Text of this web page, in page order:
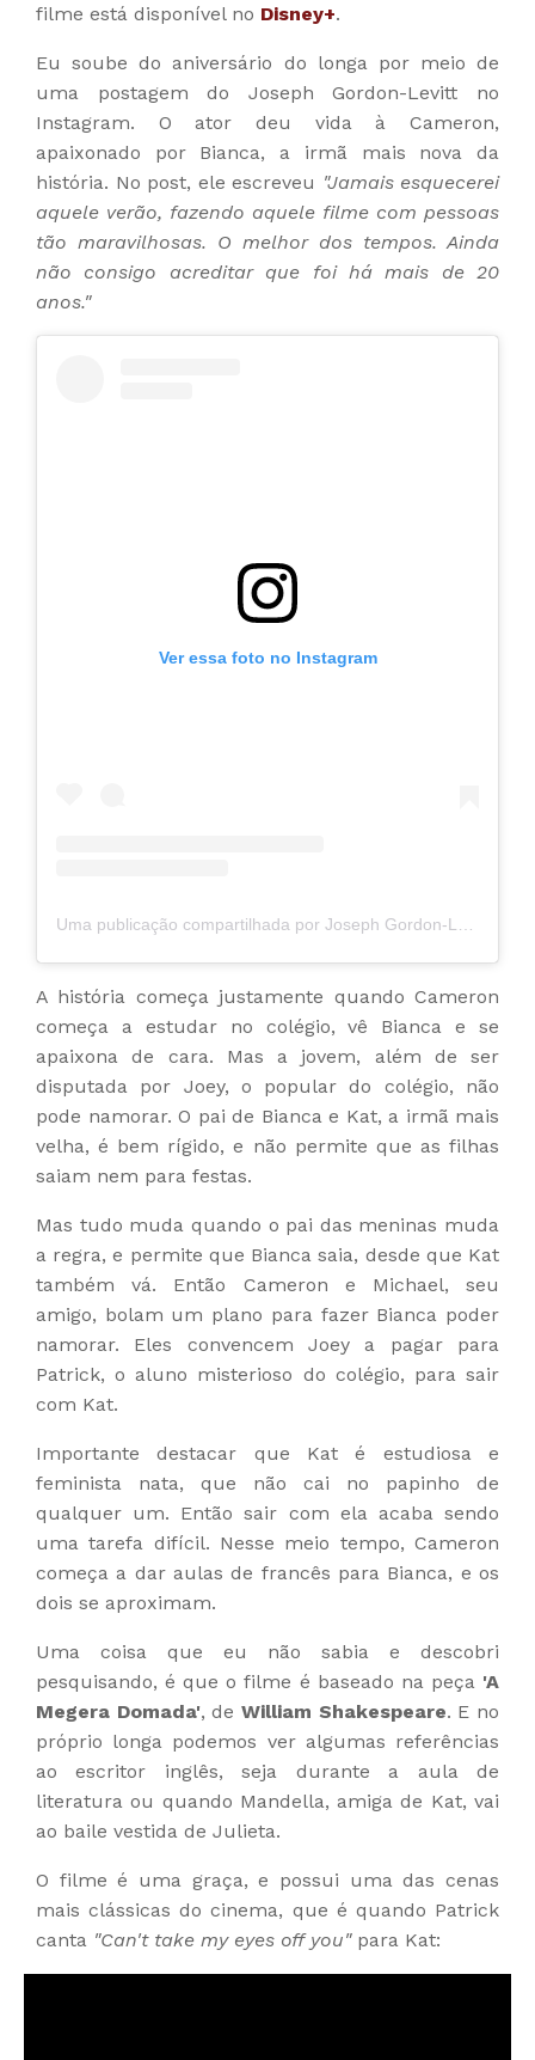
filme está disponível no Disney+.
Eu soube do aniversário do longa por meio de
uma postagem do Joseph Gordon-Levitt no
Instagram. O ator deu vida à Cameron,
apaixonado por Bianca, a irmã mais nova da
história. No post, ele escreveu "Jamais esquecerei
aquele verão, fazendo aquele filme com pessoas
tão maravilhosas. O melhor dos tempos. Ainda
não consigo acreditar que foi há mais de 20
anos."
Ver essa foto no Instagram
Uma publicação compartilhada por Joseph Gordon-Levitt (@hitrecordjoe)
A história começa justamente quando Cameron
começa a estudar no colégio, vê Bianca e se
apaixona de cara. Mas a jovem, além de ser
disputada por Joey, o popular do colégio, não
pode namorar. O pai de Bianca e Kat, a irmã mais
velha, é bem rígido, e não permite que as filhas
saiam nem para festas.
Mas tudo muda quando o pai das meninas muda
a regra, e permite que Bianca saia, desde que Kat
também vá. Então Cameron e Michael, seu
amigo, bolam um plano para fazer Bianca poder
namorar. Eles convencem Joey a pagar para
Patrick, o aluno misterioso do colégio, para sair
com Kat.
Importante destacar que Kat é estudiosa e
feminista nata, que não cai no papinho de
qualquer um. Então sair com ela acaba sendo
uma tarefa difícil. Nesse meio tempo, Cameron
começa a dar aulas de francês para Bianca, e os
dois se aproximam.
Uma coisa que eu não sabia e descobri
pesquisando, é que o filme é baseado na peça 'A
Megera Domada', deWilliam Shakespeare. E no
próprio longa podemos ver algumas referências
ao escritor inglês, seja durante a aula de
literatura ou quando Mandella, amiga de Kat, vai
ao baile vestida de Julieta.
O filme é uma graça, e possui uma das cenas
mais clássicas do cinema, que é quando Patrick
canta "Can't take my eyes off you"para Kat: